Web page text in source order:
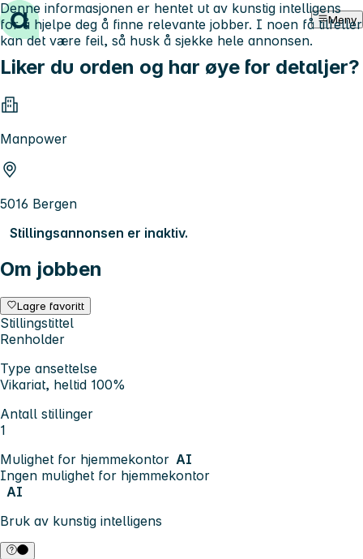
Hopp til innhold Meny
Liker du orden og har øye for detaljer?
Manpower
5016 Bergen
Stillingsannonsen er inaktiv.
Om jobben
Lagre favoritt
Stillingstittel
Renholder
Type ansettelse
Vikariat, heltid 100%
Antall stillinger
1
Mulighet for hjemmekontor AI
Ingen mulighet for hjemmekontor
AI
Bruk av kunstig intelligens
Denne informasjonen er hentet ut av kunstig intelligens
for å hjelpe deg å finne relevante jobber. I noen få tilfeller
kan det være feil, så husk å sjekke hele annonsen.